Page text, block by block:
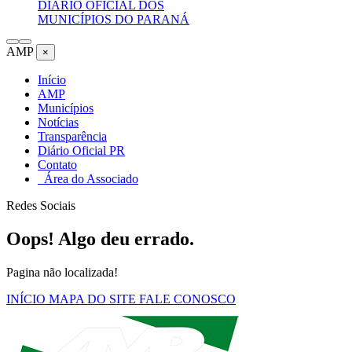
DIÁRIO OFICIAL DOS
MUNICÍPIOS DO PARANÁ
AMP ×
Início
AMP
Municípios
Notícias
Transparência
Diário Oficial PR
Contato
Área do Associado
Redes Sociais
Oops! Algo deu errado.
Pagina não localizada!
INÍCIO MAPA DO SITE FALE CONOSCO